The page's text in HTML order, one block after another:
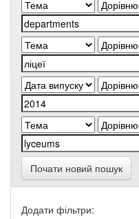
Почати новий пошук
Додати фільтри: